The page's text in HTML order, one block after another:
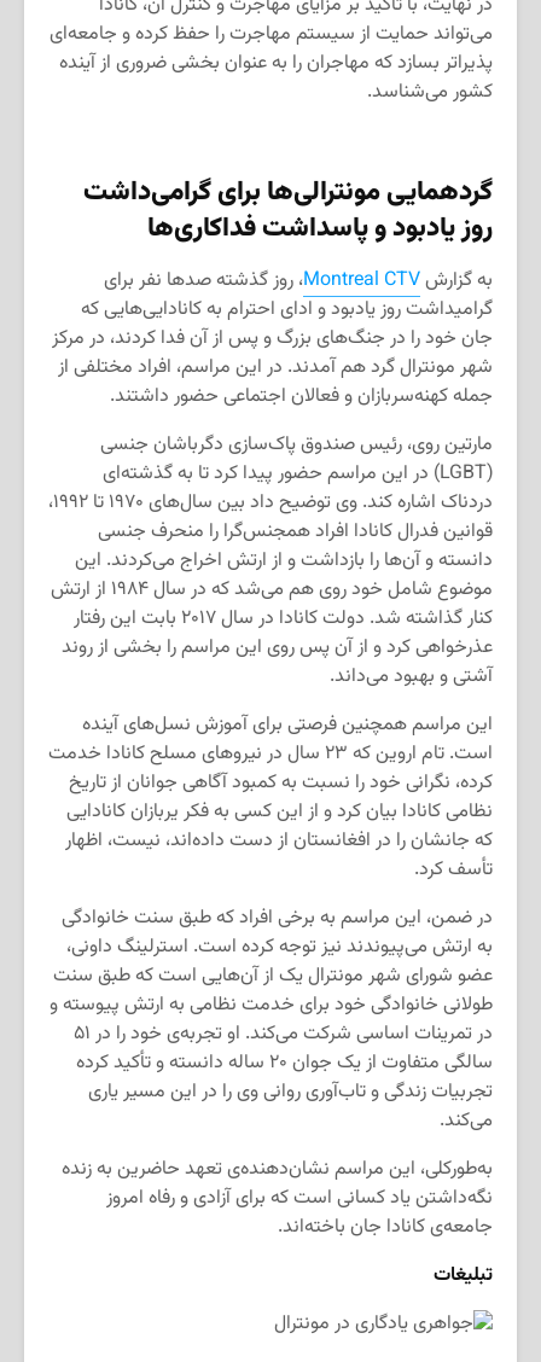
می‌تواند حمایت از سیستم مهاجرت را حفظ کرده و جامعه‌ای
پذیراتر بسازد که مهاجران را به عنوان بخشی ضروری از آینده
کشور می‌شناسد.
گردهمایی مونترالی‌ها برای گرامی‌داشت
روز یادبود و پاسداشت فداکاری‌ها
به گزارشMontreal CTV، روز گذشته صدها نفر برای
گرامیداشت روز یادبود و ادای احترام به کانادایی‌هایی که
جان خود را در جنگ‌های بزرگ و پس از آن فدا کردند، در مرکز
شهر مونترال گرد هم آمدند. در این مراسم، افراد مختلفی از
جمله کهنه‌سربازان و فعالان اجتماعی حضور داشتند.
مارتین روی، رئیس صندوق پاک‌سازی دگرباشان جنسی
(LGBT) در این مراسم حضور پیدا کرد تا به گذشته‌ای
دردناک اشاره کند. وی توضیح داد بین سال‌های ۱۹۷۰ تا ۱۹۹۲،
قوانین فدرال کانادا افراد همجنس‌گرا را منحرف جنسی
دانسته و آن‌ها را بازداشت و از ارتش اخراج می‌کردند. این
موضوع شامل خود روی هم می‌شد که در سال ۱۹۸۴ از ارتش
کنار گذاشته شد. دولت کانادا در سال ۲۰۱۷ بابت این رفتار
عذرخواهی کرد و از آن پس روی این مراسم را بخشی از روند
آشتی و بهبود می‌داند.
این مراسم همچنین فرصتی برای آموزش نسل‌های آینده
است. تام اروین که ۲۳ سال در نیروهای مسلح کانادا خدمت
کرده، نگرانی خود را نسبت به کمبود آگاهی جوانان از تاریخ
نظامی کانادا بیان کرد و از این کسی به فکر یربازان کانادایی
که جانشان را در افغانستان از دست داده‌اند، نیست، اظهار
تأسف کرد.
در ضمن، این مراسم به برخی افراد که طبق سنت خانوادگی
به ارتش می‌پیوندند نیز توجه کرده است. استرلینگ داونی،
عضو شورای شهر مونترال یک از آن‌هایی است که طبق سنت
طولانی خانوادگی خود برای خدمت نظامی به ارتش پیوسته و
در تمرینات اساسی شرکت می‌کند. او تجربه‌ی خود را در ۵۱
سالگی متفاوت از یک جوان ۲۰ ساله دانسته و تأکید کرده
تجربیات زندگی و تاب‌آوری روانی وی را در این مسیر یاری
می‌کند.
به‌طورکلی، این مراسم نشان‌دهنده‌ی تعهد حاضرین به زنده
نگه‌داشتن یاد کسانی است که برای آزادی و رفاه امروز
جامعه‌ی کانادا جان باخته‌اند.
تبلیغات